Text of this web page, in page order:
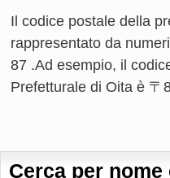
Il codice postale della
rappresentato da
87 .Ad esempio, il
Prefetturale di Oita è 〒
Cerca per nome